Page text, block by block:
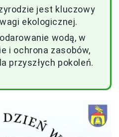
jest kluczowy
ekologicznej.
wodą, w
i ochrona zasobów,
przyszłych pokoleń.